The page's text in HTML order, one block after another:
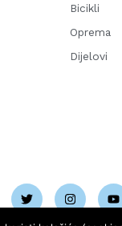
Bicikli
Oprema
Dijelovi
i
t
t
s
t
a
u
t
u